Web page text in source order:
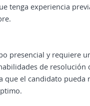
tenga experiencia
presencial y requiere
de
que el candidato